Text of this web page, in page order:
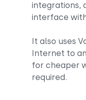
integrations,
interface
It also uses
Internet to
for cheaper
required.